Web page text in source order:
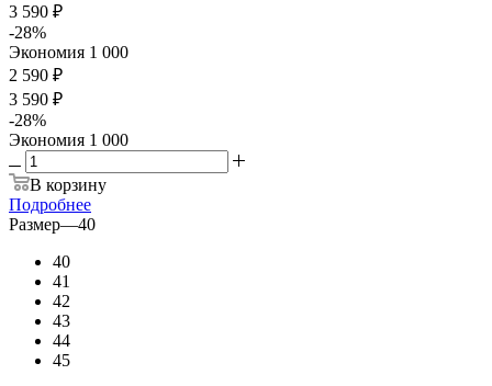
3 590 ₽
-28%
Экономия 1 000
2 590 ₽
3 590 ₽
-28%
Экономия 1 000
В корзину
Подробнее
Размер—40
40
41
42
43
44
45